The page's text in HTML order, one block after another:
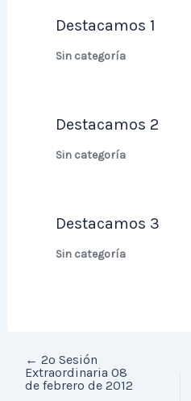
Destacamos 1
Sin categoría
Destacamos 2
Sin categoría
Destacamos 3
Sin categoría
← 2º Sesión
Extraordinaria 08
de febrero de 2012